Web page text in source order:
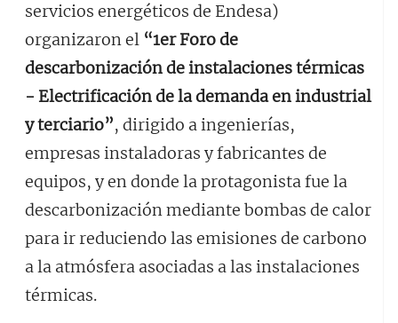
servicios energéticos de Endesa)
organizaron el “1er Foro de
descarbonización de instalaciones térmicas
- Electrificación de la demanda en industrial
y terciario”, dirigido a ingenierías,
empresas instaladoras y fabricantes de
equipos, y en donde la protagonista fue la
descarbonización mediante bombas de calor
para ir reduciendo las emisiones de carbono
a la atmósfera asociadas a las instalaciones
térmicas.